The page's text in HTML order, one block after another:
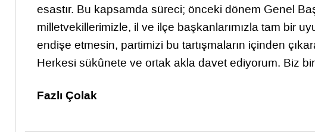
esastır. Bu kapsamda süreci; önceki dönem Genel
milletvekillerimizle, il ve ilçe başkanlarımızla tam bir
endişe etmesin, partimizi bu tartışmaların içinden
Herkesi sükûnete ve ortak akla davet ediyorum. Biz bir
Fazlı Çolak